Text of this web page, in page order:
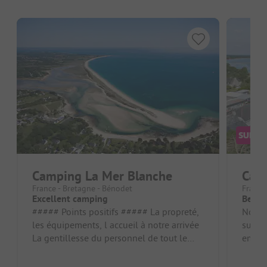
Camping La Mer Blanche
France - Bretagne - Bénodet
Excellent camping
##### Points positifs ##### La propreté,
les équipements, l accueil à notre arrivée
La gentillesse du personnel de tout le
Beau
Nous
sur le